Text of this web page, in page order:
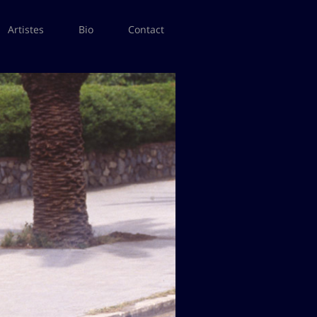
Artistes Bio Contact